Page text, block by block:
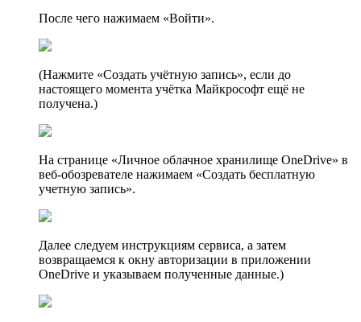
После чего нажимаем «Войти».
(Нажмите «Создать учётную запись», если до
настоящего момента учётка Майкрософт ещё не
получена.)
На странице «Личное облачное хранилище OneDrive» в
веб-обозревателе нажимаем «Создать бесплатную
учетную запись».
Далее следуем инструкциям сервиса, а затем
возвращаемся к окну авторизации в приложении
OneDrive и указываем полученные данные.)